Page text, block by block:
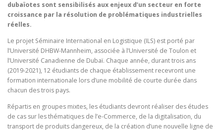
dubaïotes sont sensibilisés aux enjeux d’un secteur en forte
croissance par la résolution de problématiques industrielles
réelles.
Le projet Séminaire International en Logistique (ILS) est porté par
l’Université DHBW-Mannheim, associée à l’Université de Toulon et
l’Université Canadienne de Dubaï. Chaque année, durant trois ans
(2019-2021), 12 étudiants de chaque établissement recevront une
formation internationale lors d’une mobilité de courte durée dans
chacun des trois pays.
Répartis en groupes mixtes, les étudiants devront réaliser des études
de cas sur les thématiques de l’e-Commerce, de la digitalisation, du
transport de produits dangereux, de la création d’une nouvelle ligne de